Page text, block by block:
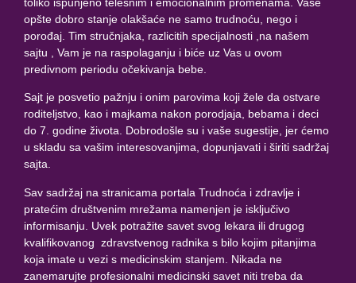
opšte dobro stanje olakšaće ne samo trudnoću, nego i
porođaj. Tim stručnjaka, razlicitih specijalnosti ,na našem
sajtu , Vam je na raspolaganju i biće uz Vas u ovom
predivnom periodu očekivanja bebe.
Sajt je posvetio pažnju i onim parovima koji žele da ostvare
roditeljstvo, kao i majkama nakon porodjaja, bebama i deci
do 7. godine života. Dobrodošle su i vaše sugestije, jer ćemo
u skladu sa vašim interesovanjima, dopunjavati i širiti sadržaj
sajta.
Sav sadržaj na stranicama portala Trudnoća i zdravlje i
pratećim društvenim mrežama namenjen je isključivo
informisanju. Uvek potražite savet svog lekara ili drugog
kvalifikovanog zdravstvenog radnika s bilo kojim pitanjima
koja imate u vezi s medicinskim stanjem. Nikada ne
zanemarujte profesionalni medicinski savet niti treba da